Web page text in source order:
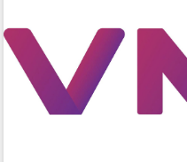
Đoàn đại biểu Quốc hội tỉnh Đắk Lắk
trao đổi thông tin trước Kỳ họp thứ
nhất, Quốc hội khóa XVI
Quyết liệt cải cách hành chính, khơi
thông nguồn lực phát triển